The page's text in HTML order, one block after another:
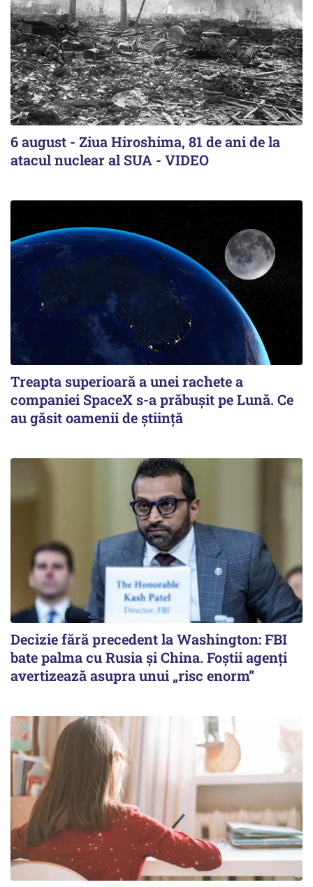
6 august - Ziua Hiroshima, 81 de ani de la
atacul nuclear al SUA - VIDEO
Treapta superioară a unei rachete a
companiei SpaceX s-a prăbușit pe Lună. Ce
au găsit oamenii de știință
Decizie fără precedent la Washington: FBI
bate palma cu Rusia și China. Foștii agenți
avertizează asupra unui „risc enorm”